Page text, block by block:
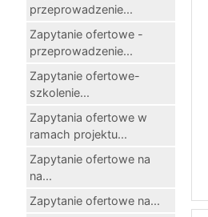
przeprowadzenie...
Zapytanie ofertowe -
przeprowadzenie...
Zapytanie ofertowe-
szkolenie...
Zapytania ofertowe w
ramach projektu...
Zapytanie ofertowe na
na...
Zapytanie ofertowe na...